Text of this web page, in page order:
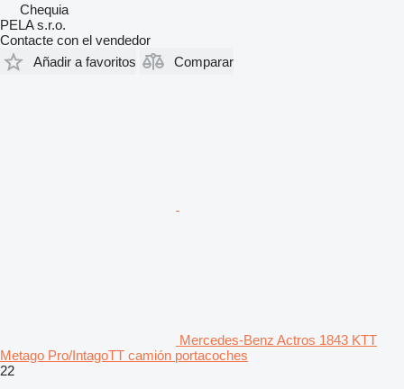
Chequia
PELA s.r.o.
Contacte con el vendedor
Añadir a favoritos
Comparar
Mercedes-Benz Actros 1843 KTT
Metago Pro/IntagoTT camión portacoches
22